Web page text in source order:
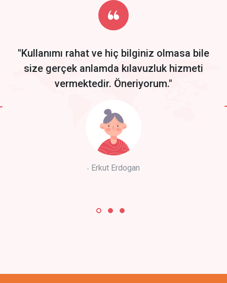
Start by trying our service for 30 days free trial no credit card
required.
"Kullanımı rahat ve hiç bilginiz olmasa bile
size gerçek anlamda kılavuzluk hizmeti
vermektedir. Öneriyorum."
Erkut Erdogan